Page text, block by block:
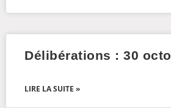
Délibérations : 30
LIRE LA SUITE »